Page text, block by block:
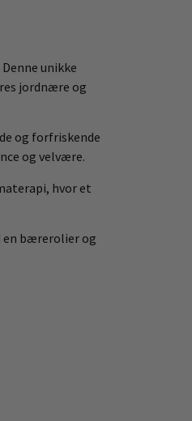
unikke
jordnære og
og forfriskende
og velvære.
hvor et
en bærerolier og